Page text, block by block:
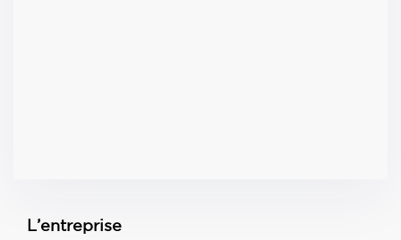
L’entreprise